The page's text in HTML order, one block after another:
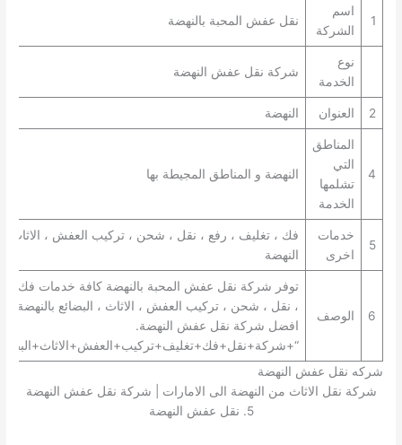
1
اسم
الشركة
نقل عفش المحبة بالنهضة
نوع
الخدمة
شركة نقل عفش النهضة
2 العنوان النهضة
4
المناطق
التي
تشلمها
الخدمة
النهضة و المناطق المجيطة بها
5
خدمات
اخرى
فك ، تغليف ، رفع ، نقل ، شحن ، تركيب العفش ، الاثاث ،
النهضة
6 الوصف
توفر شركة نقل عفش المحبة بالنهضة كافة خدمات فك ،
، نقل ، شحن ، تركيب العفش ، الاثاث ، البضائع بالنهضة.
افضل شركة نقل عفش النهضة.
شركه نقل عفش النهضة
شركة نقل الاثاث من النهضة الى الامارات | شركة نقل عفش النهضة
5. نقل عفش النهضة